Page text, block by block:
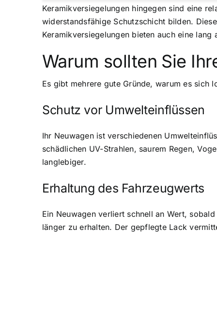
Keramikversiegelungen hingegen sind eine
widerstandsfähige Schutzschicht bilden.
Keramikversiegelungen bieten auch eine
Warum sollten Sie
Es gibt mehrere gute Gründe, warum es sich
Schutz vor Umwelteinflüssen
Ihr Neuwagen ist verschiedenen
schädlichen UV-Strahlen, saurem Regen,
langlebiger.
Erhaltung des Fahrzeugwerts
Ein Neuwagen verliert schnell an Wert,
länger zu erhalten. Der gepflegte Lack